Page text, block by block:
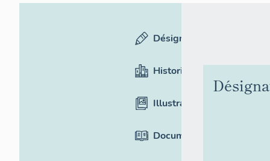
Désignation
Historique
Illustrations
Documentation